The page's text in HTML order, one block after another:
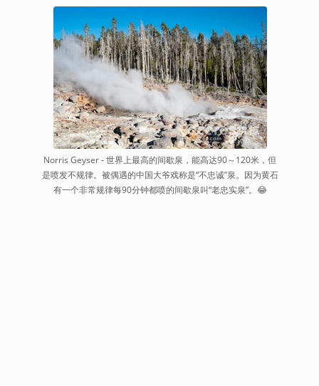
Norris Geyser - 世界上最高的间歇泉，能高达90～120米，但
是喷发不规律。被偶遇的中国大爷戏称是“不忠诚”泉。因为黄石
有一个非常规律每90分钟都喷的间歇泉叫“老忠实泉”。😂